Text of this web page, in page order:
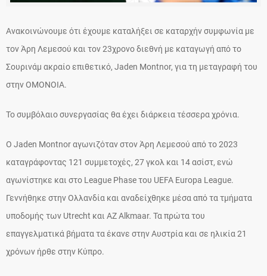
Ανακοινώνουμε ότι έχουμε καταλήξει σε καταρχήν συμφωνία με
τον Άρη Λεμεσού και τον 23χρονο διεθνή με καταγωγή από το
Σουρινάμ ακραίο επιθετικό, Jaden Montnor, για τη μεταγραφή του
στην ΟΜΟΝΟΙΑ.
Το συμβόλαιο συνεργασίας θα έχει διάρκεια τέσσερα χρόνια.
Ο Jaden Montnor αγωνιζόταν στον Άρη Λεμεσού από το 2023
καταγράφοντας 121 συμμετοχές, 27 γκολ και 14 ασίστ, ενώ
αγωνίστηκε και στο League Phase του UEFA Europa League.
Γεννήθηκε στην Ολλανδία και αναδείχθηκε μέσα από τα τμήματα
υποδομής των Utrecht και AZ Alkmaar. Τα πρώτα του
επαγγελματικά βήματα τα έκανε στην Αυστρία και σε ηλικία 21
χρόνων ήρθε στην Κύπρο.